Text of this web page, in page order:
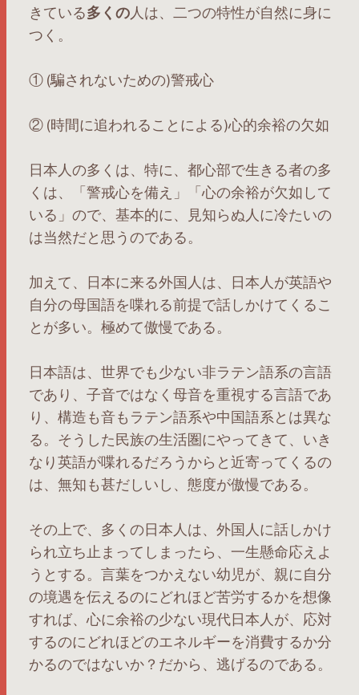
きている多くの人は、二つの特性が自然に身に
つく。
① (騙されないための)警戒心
② (時間に追われることによる)心的余裕の欠如
日本人の多くは、特に、都心部で生きる者の多
くは、「警戒心を備え」「心の余裕が欠如して
いる」ので、基本的に、見知らぬ人に冷たいの
は当然だと思うのである。
加えて、日本に来る外国人は、日本人が英語や
自分の母国語を喋れる前提で話しかけてくるこ
とが多い。極めて傲慢である。
日本語は、世界でも少ない非ラテン語系の言語
であり、子音ではなく母音を重視する言語であ
り、構造も音もラテン語系や中国語系とは異な
る。そうした民族の生活圏にやってきて、いき
なり英語が喋れるだろうからと近寄ってくるの
は、無知も甚だしいし、態度が傲慢である。
その上で、多くの日本人は、外国人に話しかけ
られ立ち止まってしまったら、一生懸命応えよ
うとする。言葉をつかえない幼児が、親に自分
の境遇を伝えるのにどれほど苦労するかを想像
すれば、心に余裕の少ない現代日本人が、応対
するのにどれほどのエネルギーを消費するか分
かるのではないか？だから、逃げるのである。